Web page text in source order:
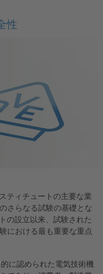
性
ティチュートの主要な業
さらなる試験の基礎とな
の設立以来、試験された
における最も重要な重点
に認められた電気技術機